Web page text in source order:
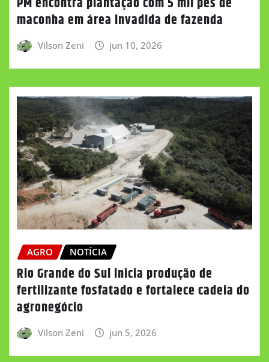
maconha em área invadida de fazenda
Vilson Zeni jun 10, 2026
AGRO NOTÍCIA
Rio Grande do Sul inicia produção de
fertilizante fosfatado e fortalece cadeia do
agronegócio
Vilson Zeni jun 5, 2026